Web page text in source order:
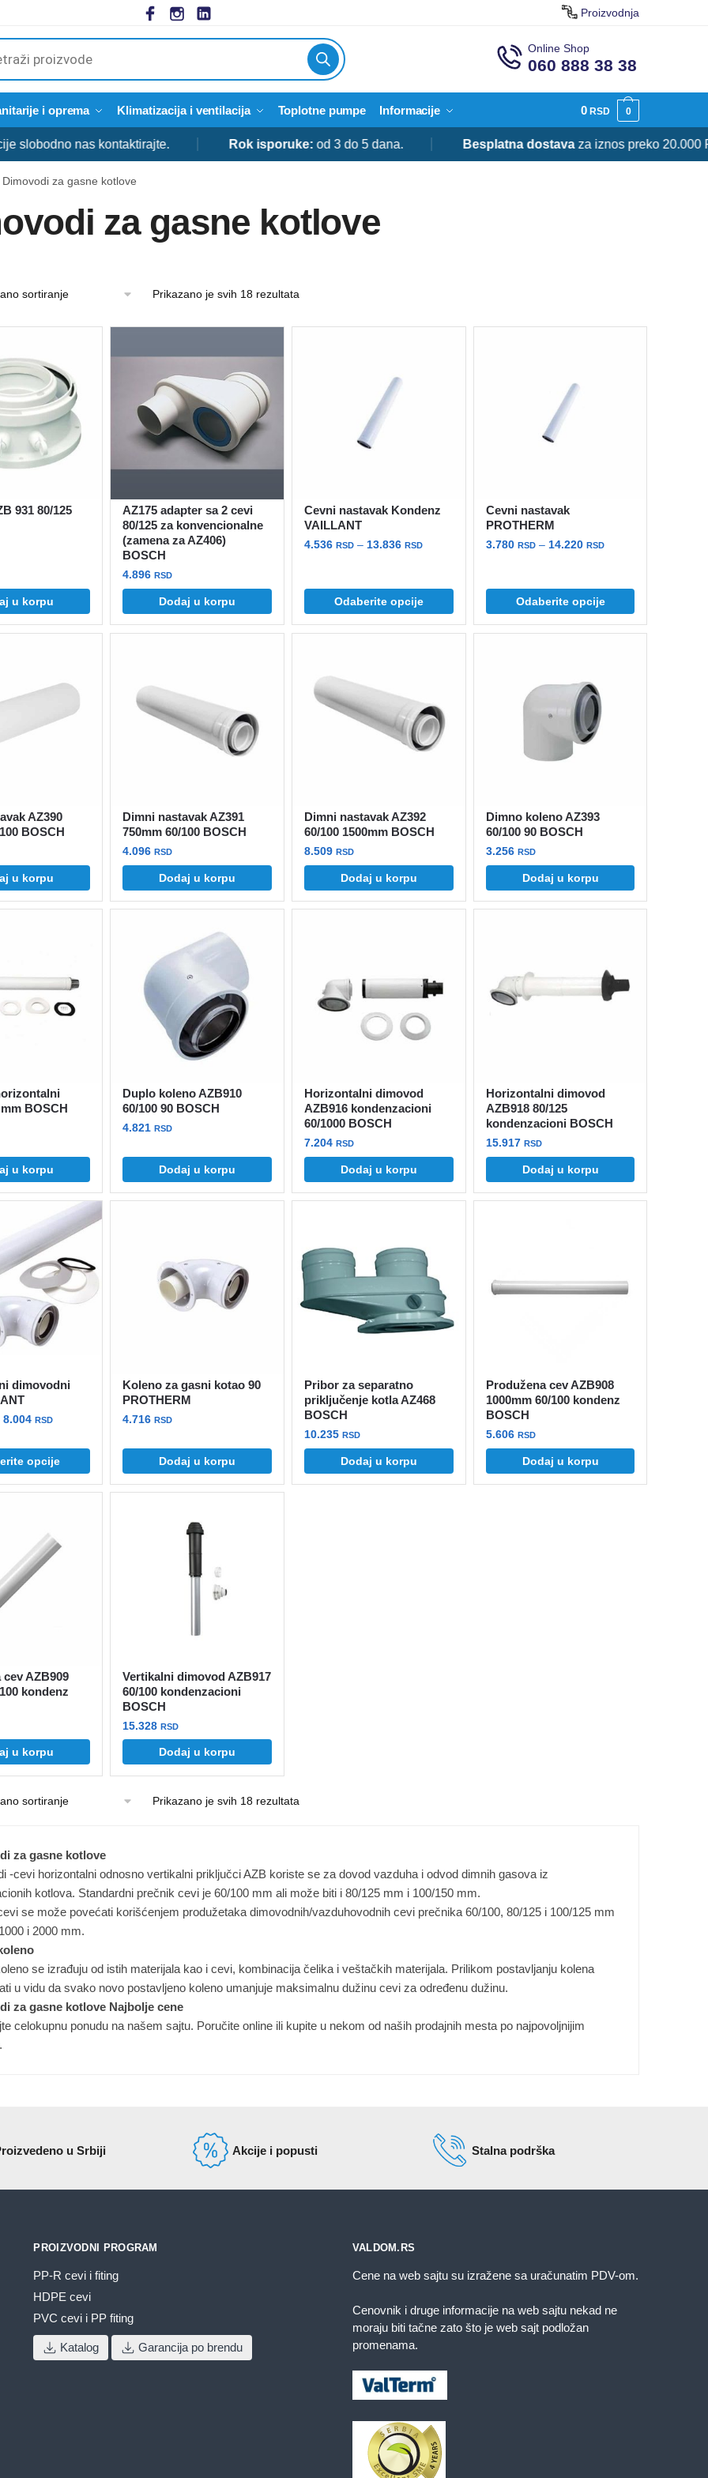
Proizvodnja
Online Shop
060 888 38 38
i oprema Klimatizacija i ventilacija Toplotne pumpe Informacije 0RSD 0
nas kontaktirajte. Rok isporuke:od 3 do 5 dana. Besplatna dostavaza iznos preko 20.000 RSD.
Dimovodi za gasne kotlove
za gasne kotlove
Prikazano je svih 18 rezultata
931 80/125
u korpu
AZ175 adapter sa 2 cevi
80/125 za konvencionalne
(zamena za AZ406)
BOSCH
4.896RSD
Dodaj u korpu
Cevni nastavak Kondenz
VAILLANT
4.536 RSD – 13.836 RSDRaspon
do
13.836 rsd
Odaberite opcije
proizvod
ima
više
mogu
Cevni nastavak
PROTHERM
3.780 RSD – 14.220 RSDRaspon
do
14.220 rsd
Odaberite opcije
proizvod
ima
više
AZ390
BOSCH
u korpu
Dimni nastavak AZ391
750mm 60/100 BOSCH
4.096RSD
Dodaj u korpu
Dimni nastavak AZ392
60/100 1500mm BOSCH
8.509 RSD
Dodaj u korpu
Dimno koleno AZ393
60/100 90 BOSCH
3.256 RSD
Dodaj u korpu
BOSCH
u korpu
Duplo koleno AZB910
60/100 90 BOSCH
4.821RSD
Dodaj u korpu
Horizontalni dimovod
AZB916 kondenzacioni
60/1000 BOSCH
7.204 RSD
Dodaj u korpu
Horizontalni dimovod
AZB918 80/125
kondenzacioni BOSCH
15.917 RSD
Dodaj u korpu
dimovodni
8.004RSDRaspon
7.872 rsd
do
opcije
Koleno za gasni kotao 90
PROTHERM
4.716RSD
Dodaj u korpu
Pribor za separatno
priključenje kotla AZ468
BOSCH
10.235 RSD
Dodaj u korpu
Produžena cev AZB908
1000mm 60/100 kondenz
BOSCH
5.606 RSD
Dodaj u korpu
AZB909
kondenz
u korpu
Vertikalni dimovod AZB917
60/100 kondenzacioni
BOSCH
15.328RSD
Dodaj u korpu
Prikazano je svih 18 rezultata
za gasne kotlove
-cevi horizontalni odnosno vertikalni priključci AZB koriste se za dovod vazduha i odvod dimnih gasova iz
kotlova. Standardni prečnik cevi je 60/100 mm ali može biti i 80/125 mm i 100/150 mm.
se može povećati korišćenjem produžetaka dimovodnih/vazduhovodnih cevi prečnika 60/100, 80/125 i 100/125 mm
i 2000 mm.
se izrađuju od istih materijala kao i cevi, kombinacija čelika i veštačkih materijala. Prilikom postavljanju kolena
u vidu da svako novo postavljeno koleno umanjuje maksimalnu dužinu cevi za određenu dužinu.
za gasne kotlove Najbolje cene
celokupnu ponudu na našem sajtu. Poručite online ili kupite u nekom od naših prodajnih mesta po najpovoljnijim
u Srbiji Akcije i popusti Stalna podrška
PROIZVODNI PROGRAM
PP-R cevi i fiting
HDPE cevi
PVC cevi i PP fiting
Katalog Garancija po brendu
VALDOM.RS
Cene na web sajtu su izražene sa uračunatim PDV-om.
Cenovnik i druge informacije na web sajtu nekad ne
moraju biti tačne zato što je web sajt podložan
promenama.